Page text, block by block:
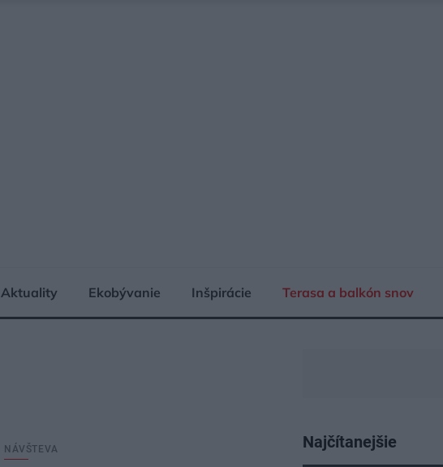
Aktuality Ekobývanie Inšpirácie Terasa a balkón snov
NÁVŠTEVA Najčítanejšie